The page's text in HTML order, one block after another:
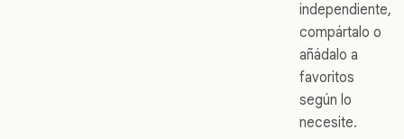
independiente,
compártalo o
añádalo a
favoritos
según lo
necesite.